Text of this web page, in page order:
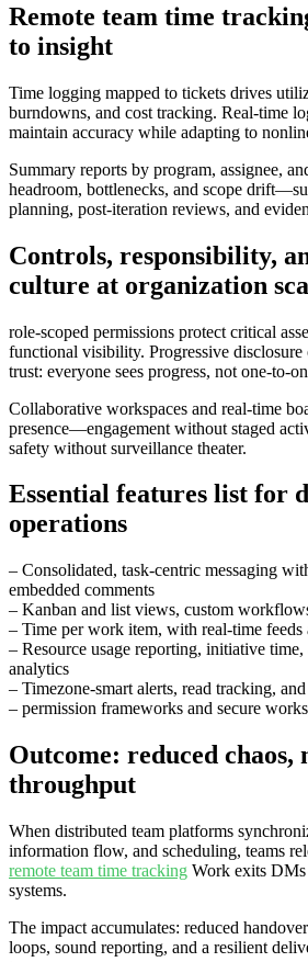
Remote team time
to insight
Time logging mapped to tickets drives
burndowns, and cost tracking. Real-time
maintain accuracy while adapting to
Summary reports by program, assignee,
headroom, bottlenecks, and scope
planning, post‑iteration reviews, and
Controls, responsibility,
culture at organization
role-scoped permissions protect critical
functional visibility. Progressive
trust: everyone sees progress, not
Collaborative workspaces and real‑time
presence—engagement without staged
safety without surveillance theater.
Essential features list for
operations
– Consolidated, task-centric messaging
embedded comments
– Kanban and list views, custom
– Time per work item, with real-time feeds
– Resource usage reporting, initiative
analytics
– Timezone‑smart alerts, read tracking,
– permission frameworks and secure
Outcome: reduced chaos,
throughput
When distributed team platforms
information flow, and scheduling, teams
remote team time tracking Work exits
systems.
The impact accumulates: reduced
loops, sound reporting, and a resilient